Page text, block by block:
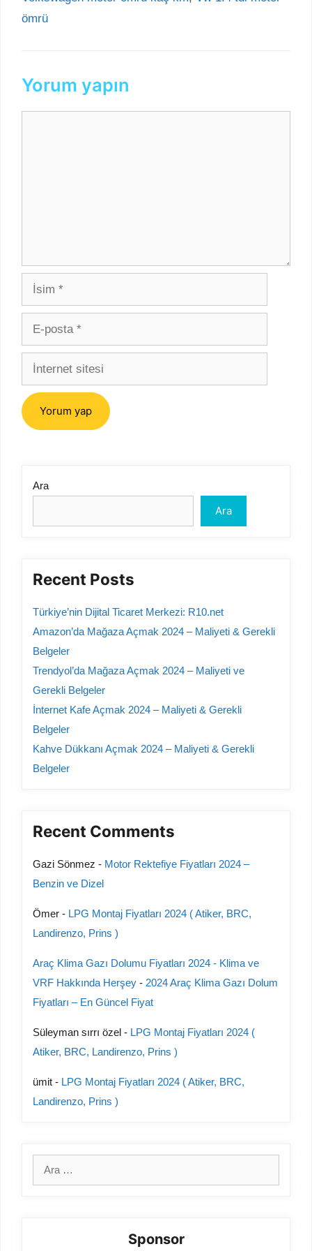
ömrü
Yorum yapın
İsim
posta
İnternet
sitesi
Ara
Ara
Recent Posts
Türkiye’nin Dijital Ticaret Merkezi: R10.net
Amazon’da Mağaza Açmak 2024 – Maliyeti & Gerekli
Belgeler
Trendyol’da Mağaza Açmak 2024 – Maliyeti ve
Gerekli Belgeler
İnternet Kafe Açmak 2024 – Maliyeti & Gerekli
Belgeler
Kahve Dükkanı Açmak 2024 – Maliyeti & Gerekli
Belgeler
Recent Comments
Gazi Sönmez - Motor Rektefiye Fiyatları 2024 –
Benzin ve Dizel
Ömer - LPG Montaj Fiyatları 2024 ( Atiker, BRC,
Landirenzo, Prins )
Araç Klima Gazı Dolumu Fiyatları 2024 - Klima ve
VRF Hakkında Herşey - 2024 Araç Klima Gazı Dolum
Fiyatları – En Güncel Fiyat
Süleyman sırrı özel - LPG Montaj Fiyatları 2024 (
Atiker, BRC, Landirenzo, Prins )
ümit - LPG Montaj Fiyatları 2024 ( Atiker, BRC,
Landirenzo, Prins )
için
ara
Sponsor